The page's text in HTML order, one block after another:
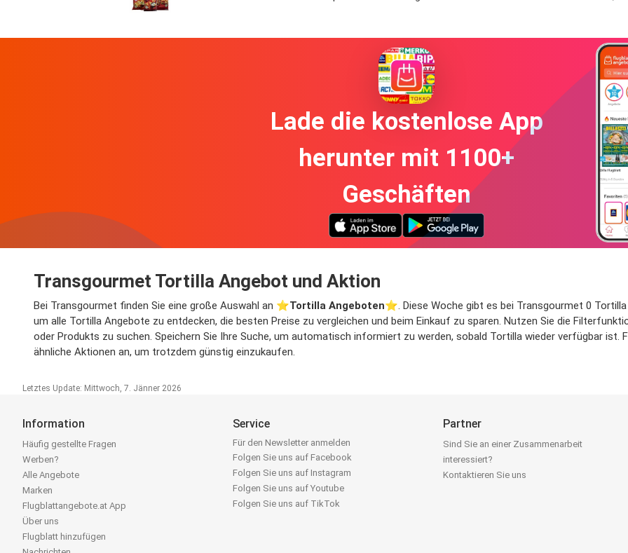
Lade die kostenlose App
herunter mit 1100+
Geschäften
Transgourmet Tortilla Angebot und Aktion
Bei Transgourmet finden Sie eine große Auswahl an ⭐️Tortilla Angeboten⭐️. Diese Woche gibt es bei Transgourmet 0
um alle Tortilla Angebote zu entdecken, die besten Preise zu vergleichen und beim Einkauf zu sparen. Nutzen Sie die
oder Produkts zu suchen. Speichern Sie Ihre Suche, um automatisch informiert zu werden, sobald Tortilla wieder verfügbar
ähnliche Aktionen an, um trotzdem günstig einzukaufen.
Letztes Update: Mittwoch, 7. Jänner 2026
Information
Häufig gestellte Fragen
Werben?
Alle Angebote
Marken
Flugblattangebote.at App
Über uns
Flugblatt hinzufügen
Service
Für den Newsletter anmelden
Folgen Sie uns auf Facebook
Folgen Sie uns auf Instagram
Folgen Sie uns auf Youtube
Folgen Sie uns auf TikTok
Partner
Sind Sie an einer Zusammenarbeit
interessiert?
Kontaktieren Sie uns